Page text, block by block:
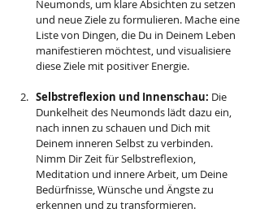
Neumonds, um klare Absichten zu setzen
und neue Ziele zu formulieren. Mache eine
Liste von Dingen, die Du in Deinem Leben
manifestieren möchtest, und visualisiere
diese Ziele mit positiver Energie.
Selbstreflexion und Innenschau: Die
Dunkelheit des Neumonds lädt dazu ein,
nach innen zu schauen und Dich mit
Deinem inneren Selbst zu verbinden.
Nimm Dir Zeit für Selbstreflexion,
Meditation und innere Arbeit, um Deine
Bedürfnisse, Wünsche und Ängste zu
erkennen und zu transformieren.